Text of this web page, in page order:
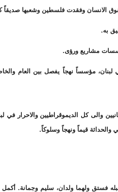
الانسان وفقدت فلسطين وشعبها صديقاً
به.
مشاريع ورؤى.
مؤسساً نهجاً يفصل بين العام
والى كل الديموقراطيين والاحرار في
والحداثة قيماً ونهجاً وسلوكاً.
بعبدات في قضاء المتن عام 1944، متزوج من عبله فستق ولهما